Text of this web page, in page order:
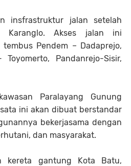
insfrastruktur jalan setelah
Karanglo. Akses jalan ini
Pendem – Dadaprejo,
Pandanrejo-Sisir,
Paralayang Gunung
ini akan dibuat berstandar
bekerjasama dengan
dan masyarakat.
kereta gantung Kota Batu,